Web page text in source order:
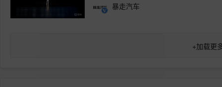
暴走汽车
+加载更